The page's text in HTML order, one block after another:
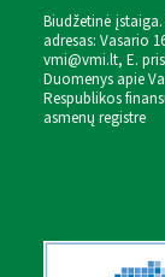
Biudžetinė
adresas: Vasario
vmi@vmi.lt, E.
Duomenys apie
Respublikos
asmenų registre